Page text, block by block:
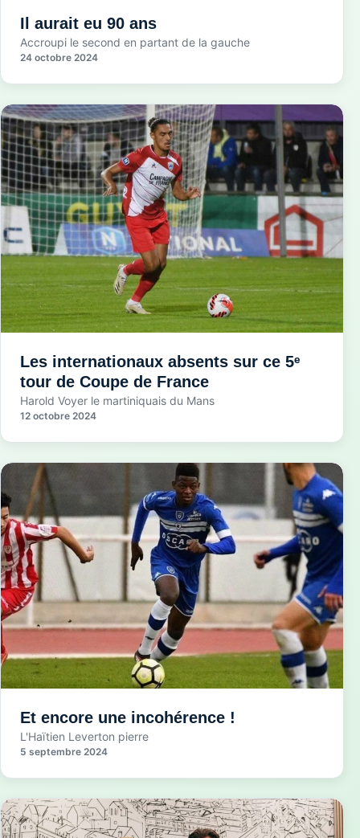
Il aurait eu 90 ans
Accroupi le second en partant de la gauche
24 octobre 2024
Les internationaux absents sur ce 5ᵉ
tour de Coupe de France
Harold Voyer le martiniquais du Mans
12 octobre 2024
Et encore une incohérence !
L'Haïtien Leverton pierre
5 septembre 2024